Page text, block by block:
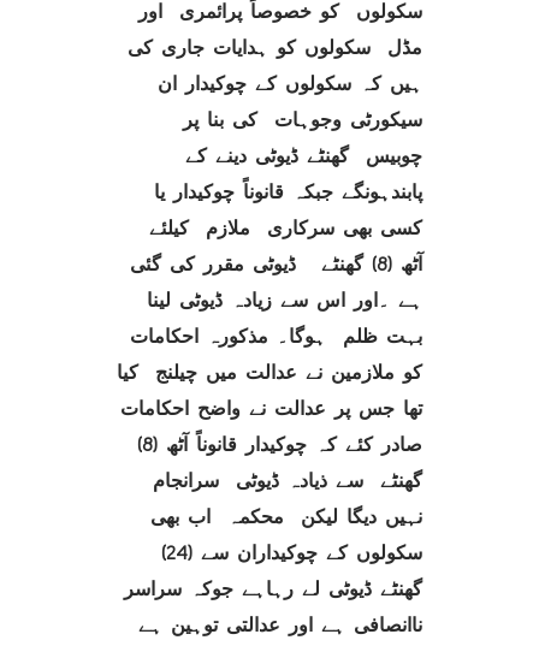
سکولوں کو خصوصاً پرائمری اور
مڈل سکولوں کو
ہدایات جاری کی
ہیں کہ سکولوں کے چوکیدار ان
سیکورٹی وجوہات کی بنا پر
چوبیس گھنٹے ڈیوٹی دینے کے
پابندہونگے جبکہ قانوناً چوکیدار یا
کسی بھی سرکاری ملازم کیلئے
آٹھ (8) گھنٹے ڈیوٹی مقرر کی گئی
ہے ۔اور اس سے زیادہ ڈیوٹی لینا
بہت ظلم ہوگا۔ مذکورہ احکامات
کو ملازمین نے عدالت میں چیلنج کیا
تھا جس پر عدالت نے واضح احکامات
صادر کئے کہ چوکیدار قانوناً آٹھ (8)
گھنٹے سے ذیادہ ڈیوٹی سرانجام
نہیں دیگا لیکن محکمہ اب بھی
سکولوں کے چوکیداران سے (24)
گھنٹے ڈیوٹی لے رہاہے جوکہ سراسر
ناانصافی ہے اور عدالتی توہین ہے